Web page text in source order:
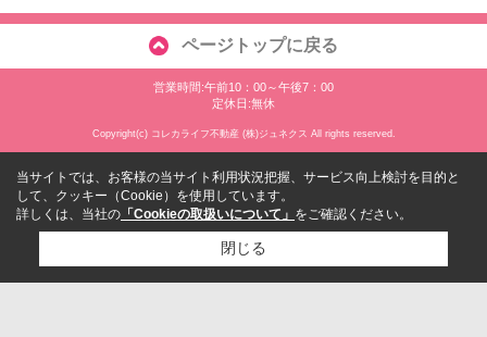
ページトップに戻る
営業時間:午前10：00～午後7：00
定休日:無休
Copyright(c) コレカライフ不動産 (株)ジュネクス All rights reserved.
当サイトでは、お客様の当サイト利用状況把握、サービス向上検討を目的と
して、クッキー（Cookie）を使用しています。
詳しくは、当社の 「Cookieの取扱いについて」 をご確認ください。
閉じる